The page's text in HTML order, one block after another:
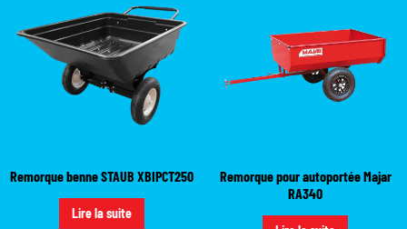
Remorque benne STAUB XBIPCT250
Lire la suite
Remorque pour autoportée Majar
RA340